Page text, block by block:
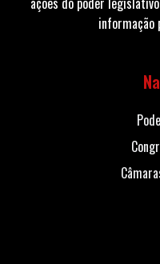
informação